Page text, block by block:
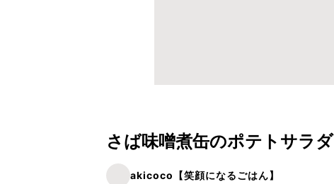
さば味噌煮缶のポテトサラダ
akicoco【笑顔になるごはん】